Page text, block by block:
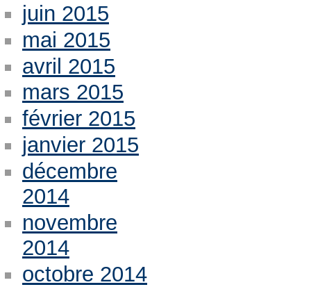
juin 2015
mai 2015
avril 2015
mars 2015
février 2015
janvier 2015
décembre
2014
novembre
2014
octobre 2014